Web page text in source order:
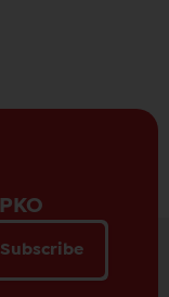
IPKO
Subscribe